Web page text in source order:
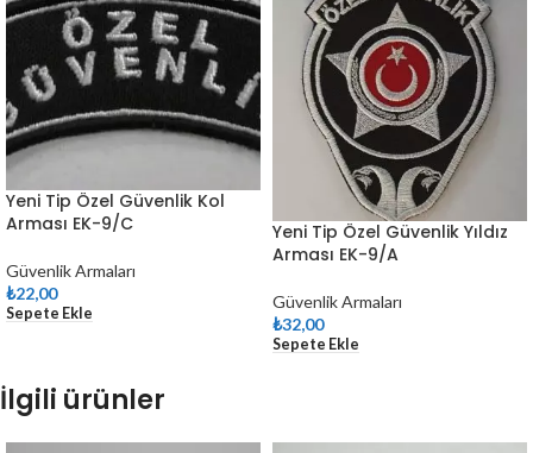
Yeni Tip Özel Güvenlik Kol
Arması EK-9/C
Güvenlik Armaları
₺22,00
Sepete Ekle
Yeni Tip Özel Güvenlik Yıldız
Arması EK-9/A
Güvenlik Armaları
₺32,00
Sepete Ekle
İlgili ürünler